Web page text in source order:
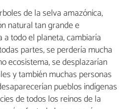
de la selva amazónica,
natural tan grande e
todo el planeta, cambiaría
partes, se perdería mucha
ecosistema, se desplazarían
y también muchas personas
pueblos indígenas
de todos los reinos de la